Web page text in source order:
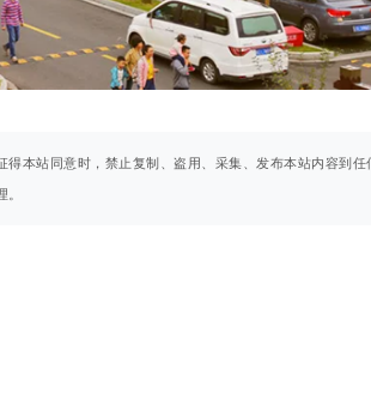
本站同意时，禁止复制、盗用、采集、发布本站内容到任